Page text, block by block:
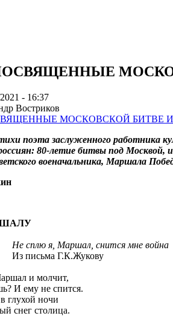
- 16:37
Востриков
поэта заслуженного работника
80-летие битвы под Москвой,
военачальника, Маршала
снится мне война
Г.К.Жукову
и молчит,
И ему не спится.
глухой ночи
снег столица.